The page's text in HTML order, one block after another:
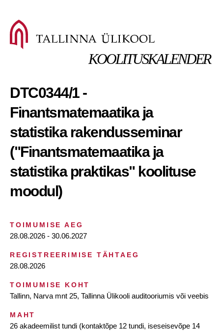
KOOLITUSKALENDER
DTC0344/1 -
Finantsmatemaatika ja
statistika rakendusseminar
("Finantsmatemaatika ja
statistika praktikas" koolituse
moodul)
TOIMUMISE AEG
28.08.2026 - 30.06.2027
REGISTREERIMISE TÄHTAEG
28.08.2026
TOIMUMISE KOHT
Tallinn, Narva mnt 25, Tallinna Ülikooli auditooriumis või veebis
MAHT
26 akadeemilist tundi (kontaktõpe 12 tundi, iseseisevõpe 14